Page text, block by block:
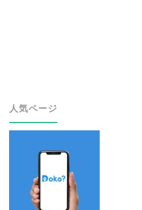
人気ページ